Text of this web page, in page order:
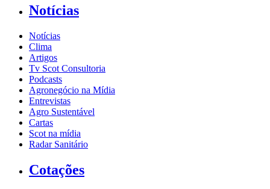
Notícias
Notícias
Clima
Artigos
Tv Scot Consultoria
Podcasts
Agronegócio na Mídia
Entrevistas
Agro Sustentável
Cartas
Scot na mídia
Radar Sanitário
Cotações